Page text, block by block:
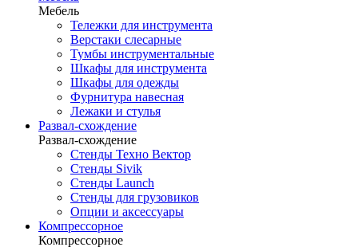
Мебель
Тележки для инструмента
Верстаки слесарные
Тумбы инструментальные
Шкафы для инструмента
Шкафы для одежды
Фурнитура навесная
Лежаки и стулья
Развал-схождение
Развал-схождение
Стенды Техно Вектор
Стенды Sivik
Стенды Launch
Стенды для грузовиков
Опции и аксессуары
Компрессорное
Компрессорное